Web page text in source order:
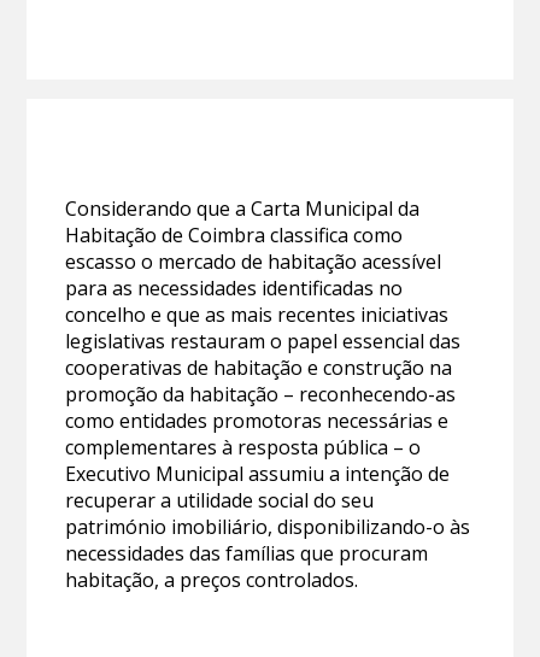
Considerando que a Carta Municipal da
Habitação de Coimbra classifica como
escasso o mercado de habitação acessível
para as necessidades identificadas no
concelho e que as mais recentes iniciativas
legislativas restauram o papel essencial das
cooperativas de habitação e construção na
promoção da habitação – reconhecendo-as
como entidades promotoras necessárias e
complementares à resposta pública – o
Executivo Municipal assumiu a intenção de
recuperar a utilidade social do seu
património imobiliário, disponibilizando-o às
necessidades das famílias que procuram
habitação, a preços controlados.